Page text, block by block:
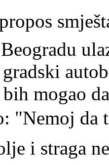
mogao
"Nemoj da
i straga